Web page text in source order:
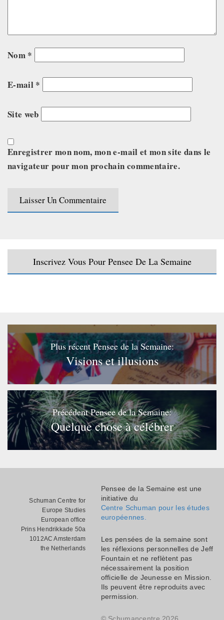
Nom *
E-mail *
Site web
Enregistrer mon nom, mon e-mail et mon site dans le
navigateur pour mon prochain commentaire.
Inscrivez Vous Pour Pensee De La Semaine
Plus récent Pensee de la Semaine:
Visions et illusions
Précédent Pensee de la Semaine:
Quelque chose à célébrer
Schuman Centre for
Europe Studies
European office
Prins Hendrikkade 50a
1012AC Amsterdam
the Netherlands
Pensee de la Semaine est une
initiative du
Centre Schuman pour les études
européennes.
Les pensées de la semaine sont
les réflexions personnelles de Jeff
Fountain et ne reflètent pas
nécessairement la position
officielle de Jeunesse en Mission.
Ils peuvent être reproduits avec
permission.
© Schumancentre 2026